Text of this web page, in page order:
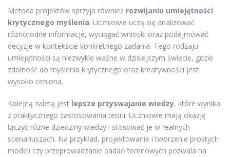
Metoda projektów sprzyja również rozwijaniu umiejętności
krytycznego myślenia. Uczniowie uczą się analizować
różnorodne informacje, wyciągać wnioski oraz podejmować
decyzje w kontekście konkretnego zadania. Tego rodzaju
umiejętności są niezwykle ważne w dzisiejszym świecie, gdzie
zdolność do myślenia krytycznego oraz kreatywności jest
wysoko ceniona.
Kolejną zaletą jest lepsze przyswajanie wiedzy, które wynika
z praktycznego zastosowania teorii. Uczniowie mają okazję
łączyć różne dziedziny wiedzy i stosować je w realnych
scenariuszach. Na przykład, projektowanie i tworzenie prostych
modeli czy przeprowadzanie badań terenowych pozwala na